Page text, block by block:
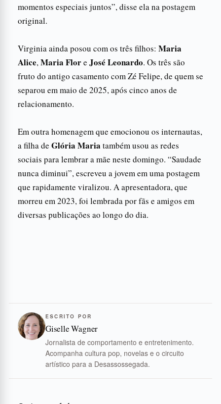
momentos especiais juntos”, disse ela na postagem
original.
Virginia ainda posou com os três filhos: Maria
Alice,Maria Flore José Leonardo. Os três são
fruto do antigo casamento com Zé Felipe, de quem se
separou em maio de 2025, após cinco anos de
relacionamento.
Em outra homenagem que emocionou os internautas,
a filha de Glória Maria também usou as redes
sociais para lembrar a mãe neste domingo. “Saudade
nunca diminui”, escreveu a jovem em uma postagem
que rapidamente viralizou. A apresentadora, que
morreu em 2023, foi lembrada por fãs e amigos em
diversas publicações ao longo do dia.
ESCRITO POR
Giselle Wagner
Jornalista de comportamento e entretenimento.
Acompanha cultura pop, novelas e o circuito
artístico para a Desassossegada.